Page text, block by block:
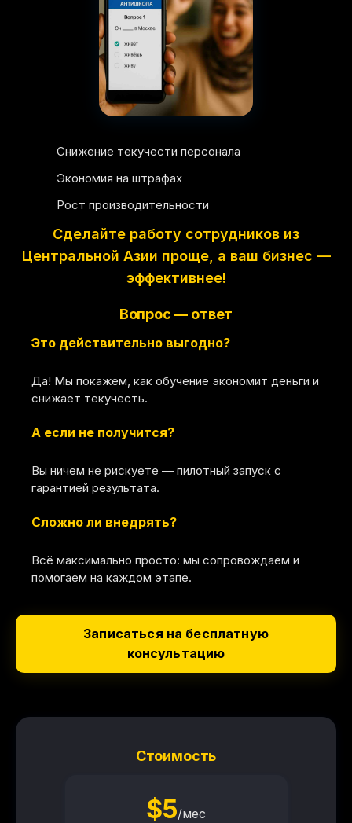
Снижение текучести персонала
Экономия на штрафах
Рост производительности
Сделайте работу сотрудников из
Центральной Азии проще, а ваш бизнес —
эффективнее!
Вопрос — ответ
Это действительно выгодно?
Да! Мы покажем, как обучение экономит деньги и
снижает текучесть.
А если не получится?
Вы ничем не рискуете — пилотный запуск с
гарантией результата.
Сложно ли внедрять?
Всё максимально просто: мы сопровождаем и
помогаем на каждом этапе.
Записаться на бесплатную
консультацию
Стоимость
$5/мес